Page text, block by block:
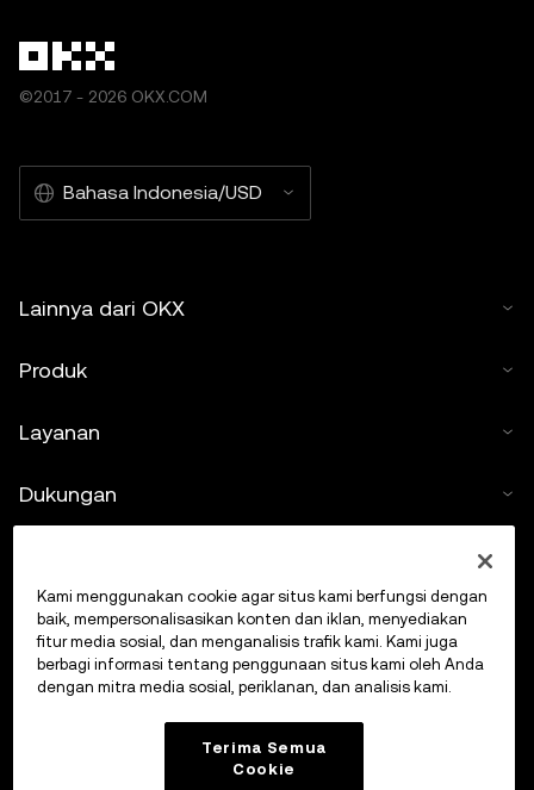
©2017 - 2026 OKX.COM
Bahasa Indonesia/USD
Lainnya dari OKX
Produk
Layanan
Dukungan
Kalkulator kripto
Lakukan Trading
Kami menggunakan cookie agar situs kami berfungsi dengan
baik, mempersonalisasikan konten dan iklan, menyediakan
fitur media sosial, dan menganalisis trafik kami. Kami juga
berbagi informasi tentang penggunaan situs kami oleh Anda
dengan mitra media sosial, periklanan, dan analisis kami.
Terima Semua
Cookie